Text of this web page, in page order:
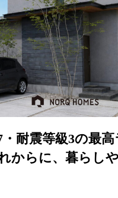
・耐震等級3の最高
からに、暮らし